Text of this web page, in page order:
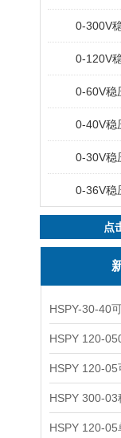
0-300V
0-120V
0-60V稳
0-40V稳
0-30V稳
0-36V稳
点